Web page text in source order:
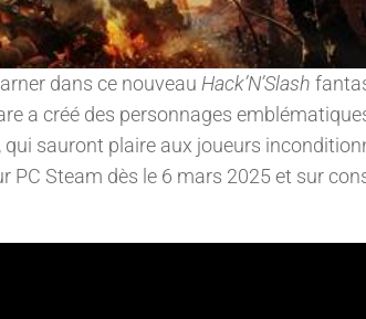
dans ce nouveau Hack’N’Slash
a créé des personnages
sauront plaire aux joueurs
PC Steam dès le 6 mars 2025 et sur